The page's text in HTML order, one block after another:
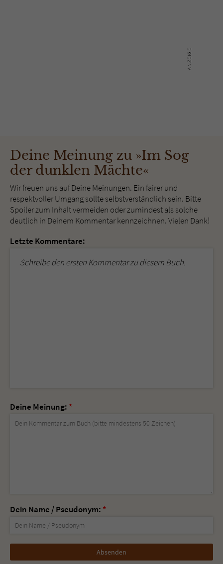
Deine Meinung zu »Im Sog
der dunklen Mächte«
Wir freuen uns auf Deine Meinungen. Ein fairer und
respektvoller Umgang sollte selbstverständlich sein. Bitte
Spoiler zum Inhalt vermeiden oder zumindest als solche
deutlich in Deinem Kommentar kennzeichnen. Vielen Dank!
Letzte Kommentare:
Schreibe den ersten Kommentar zu diesem Buch.
Deine Meinung: *
Dein Name / Pseudonym: *
Nicht
ausfüllen!